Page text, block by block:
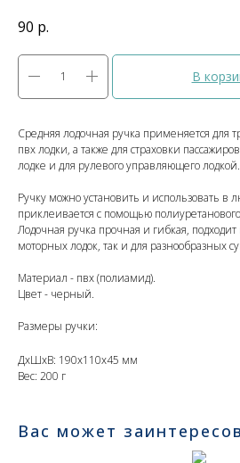
90 р.
В
Средняя лодочная ручка применяется для
пвх лодки, а также для страховки
лодке и для рулевого управляющего лодкой.
Ручку можно установить и использовать в
приклеивается с помощью
Лодочная ручка прочная и гибкая,
моторных лодок, так и для разнообразных
Материал - пвх (полиамид).
Цвет - черный.
Размеры ручки:
ДxШxВ: 190x110x45 мм
Вес: 200 г
Вас может